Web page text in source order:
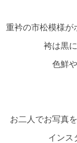
重衿の市松模様が
袴は黒
色鮮
お二人でお写真
インス